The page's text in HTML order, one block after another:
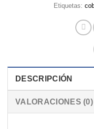
Etiquetas:
DESCRIPCIÓN
VALORACIONES (0)